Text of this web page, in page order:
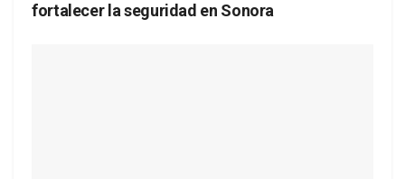
fortalecer la seguridad en Sonora